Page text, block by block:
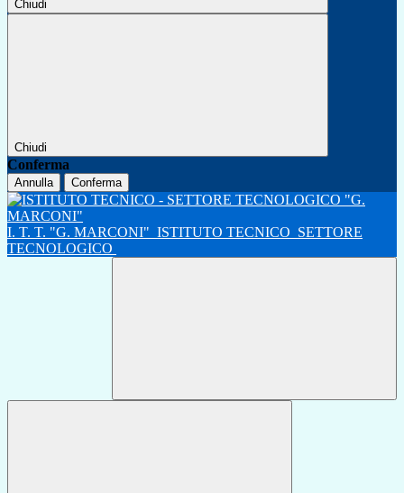
Chiudi
Chiudi
Conferma
Annulla Conferma
I. T. T. "G. MARCONI" ISTITUTO TECNICO SETTORE
TECNOLOGICO